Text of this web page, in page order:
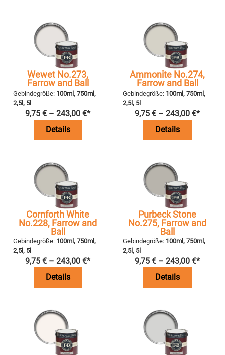
Wewet No.273,
Farrow and Ball
Gebindegröße: 100ml, 750ml,
2,5l, 5l
9,75 € – 243,00 €*
Details
Ammonite No.274,
Farrow and Ball
Gebindegröße: 100ml, 750ml,
2,5l, 5l
9,75 € – 243,00 €*
Details
Cornforth White
No.228, Farrow and
Ball
Gebindegröße: 100ml, 750ml,
2,5l, 5l
9,75 € – 243,00 €*
Details
Purbeck Stone
No.275, Farrow and
Ball
Gebindegröße: 100ml, 750ml,
2,5l, 5l
9,75 € – 243,00 €*
Details